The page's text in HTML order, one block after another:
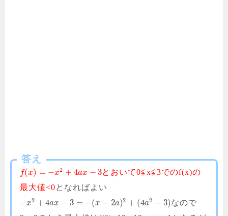
答え
f(x) = −x2 + 4ax − 3とおいて0≦x≦3でのf(x)の
最大値<0となればよい
−x2 + 4ax − 3 = −(x − 2a)2 + (4a2 − 3)なので